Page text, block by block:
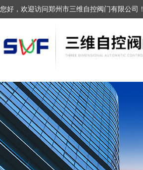
您好，欢迎访问郑州市三维自控阀门有限公司！